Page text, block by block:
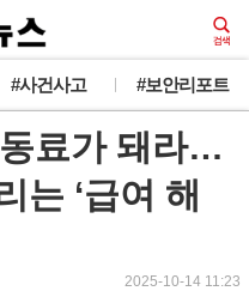
#사건사고 #보안리포트
료가 돼라…
는 ‘급여 해
2025-10-14 11:23